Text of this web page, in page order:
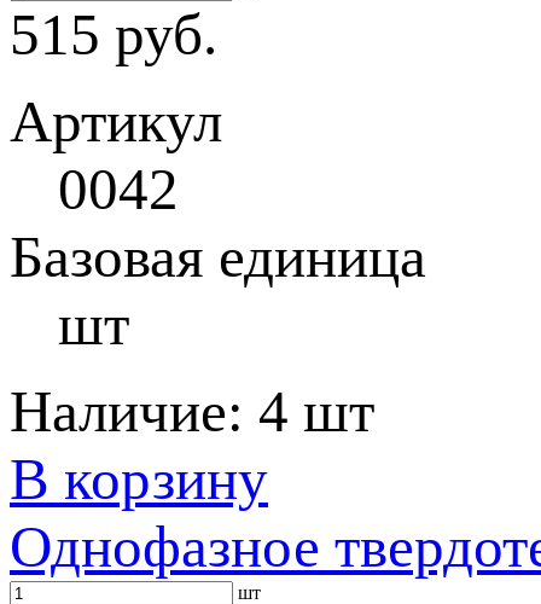
515 руб.
Артикул
0042
Базовая единица
шт
Наличие: 4 шт
В корзину
Однофазное
шт